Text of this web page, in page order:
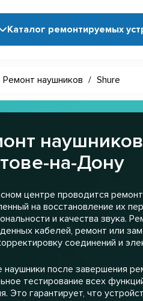
Каталог ремонтируемых
Ремонт наушников / Shure
на-Дону
центре проводится
на восстановление их
и качества звука.
кабелей, ремонт или
соединений и
после завершения
тестирование всех
Это гарантирует, что